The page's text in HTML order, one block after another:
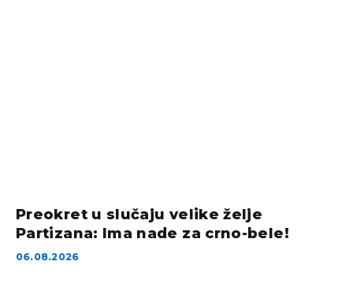
Preokret u slučaju velike želje
Partizana: Ima nade za crno-bele!
06.08.2026